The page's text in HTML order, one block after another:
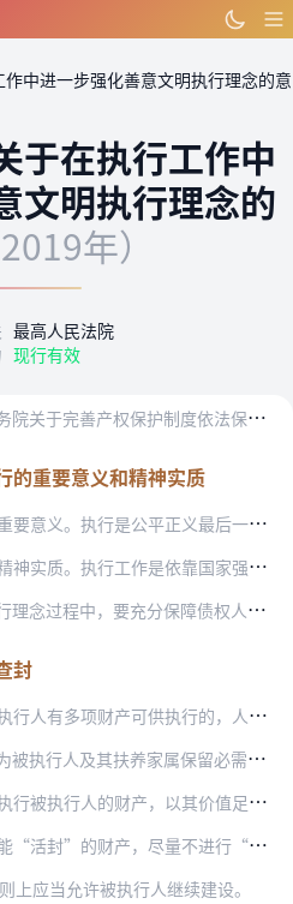
中进一步强化善意文明执行理念的意
于在执行工作中
文明执行理念的
2019年）
最高人民法院
现行有效
为
贯彻落实《中共中央、国务院关于完善产权保护制度依法保护产权的意见》《中共中央、国务院关于营造更好发展环境支持民营企业改革发展的意见》等文件精神，进一步提升人民…
的重要意义和精神实质
。强化善意文明执行理念，在依法保障胜诉当事人合法权益同时，最大限度减少对被执行人权益影响，…
要手段。当前，被执行人规避执行、逃避执行仍是执行工作中的主要矛盾和突出问题。突出执行工作的…
人
民法院在强化善意文明执行理念过程中，要充分保障债权人合法权益，维护执行权威和司法公信力，把强制力聚焦到对规避执行、逃避执行、抗拒执行行为的依法打击和惩处上来。…
封
人生产生活影响较小且方便执行的财产执行。在不影响执行效率和效果的前提下，被执行人请求人民法…
执
行过程中，人民法院应当为被执行人及其扶养家属保留必需的生活费用。要严格按照中央有关产权保护的精神，严格区分企业法人财产与股东个人财产，严禁违法查封案外人财产，…
定的债权额为限，坚决杜绝明显超标的查封。冻结被执行人银行账户内存款的，应当明确具体冻结数额…
物尽其用，避免社会资源浪费。查封被执行企业厂房、机器设备等生产资料的，被执行人继续使用对…
上应当允许被执行人继续建设。